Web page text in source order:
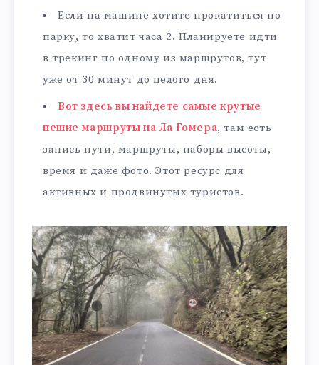
Если на машине хотите прокатиться по
парку, то хватит часа 2. Планируете идти
в трекинг по одному из маршрутов, тут
уже от 30 минут до целого дня.
Вот здесь вы найдете самые крутые
пешие маршруты на Ла Гомера, там есть
запись пути, маршруты, наборы высоты,
время и даже фото. Этот ресурс для
активных и продвинутых туристов.